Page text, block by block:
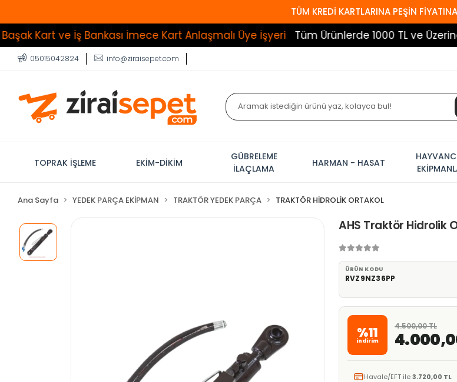
TÜM KREDİ KARTLARINA PEŞİN
ve İş Bankası İmece Kart Anlaşmalı Üye İşyeri Tüm Ürünlerde 1000 TL ve Üzerinde
05015042824 info@ziraisepet.com
TOPRAK İŞLEME EKİM-DİKİM
GÜBRELEME
İLAÇLAMA
HARMAN - HASAT
Ana Sayfa YEDEK PARÇA EKİPMAN TRAKTÖR YEDEK PARÇA TRAKTÖR HİDROLİK ORTAKOL
AHS Traktör Hidrolik
ÜRÜN KODU
RVZ9NZ36PP
%11
indirim
4.500,00 TL
Havale/EFT ile3.720,00 TL